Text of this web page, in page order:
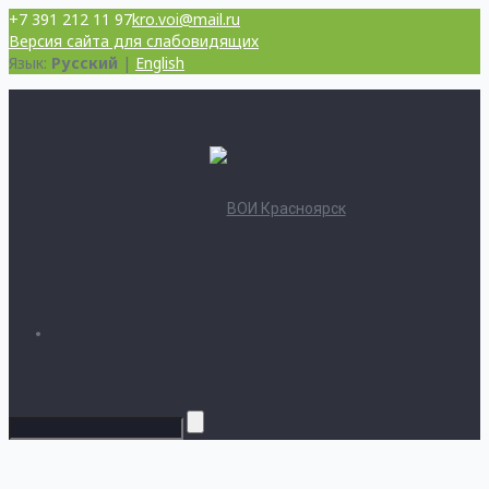
+7 391 212 11 97kro.voi@mail.ru
Версия сайта для слабовидящих
Язык: Русский | English